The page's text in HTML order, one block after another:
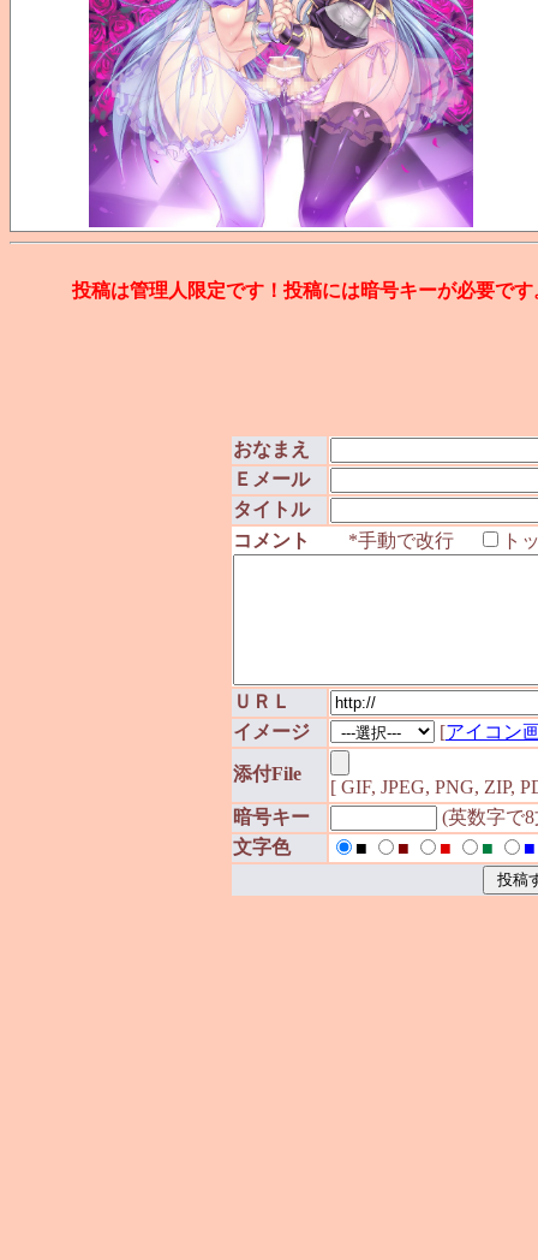
投稿は管理人限定です！投稿には暗号キーが必要です
おなまえ
Ｅメール
タイトル
コメント
*手動で改行 ト
ＵＲＬ
イメージ
[アイコン
添付File
[ GIF, JPEG, PNG, ZIP,
暗号キー
(英数字で
文字色
■ ■ ■ ■ ■